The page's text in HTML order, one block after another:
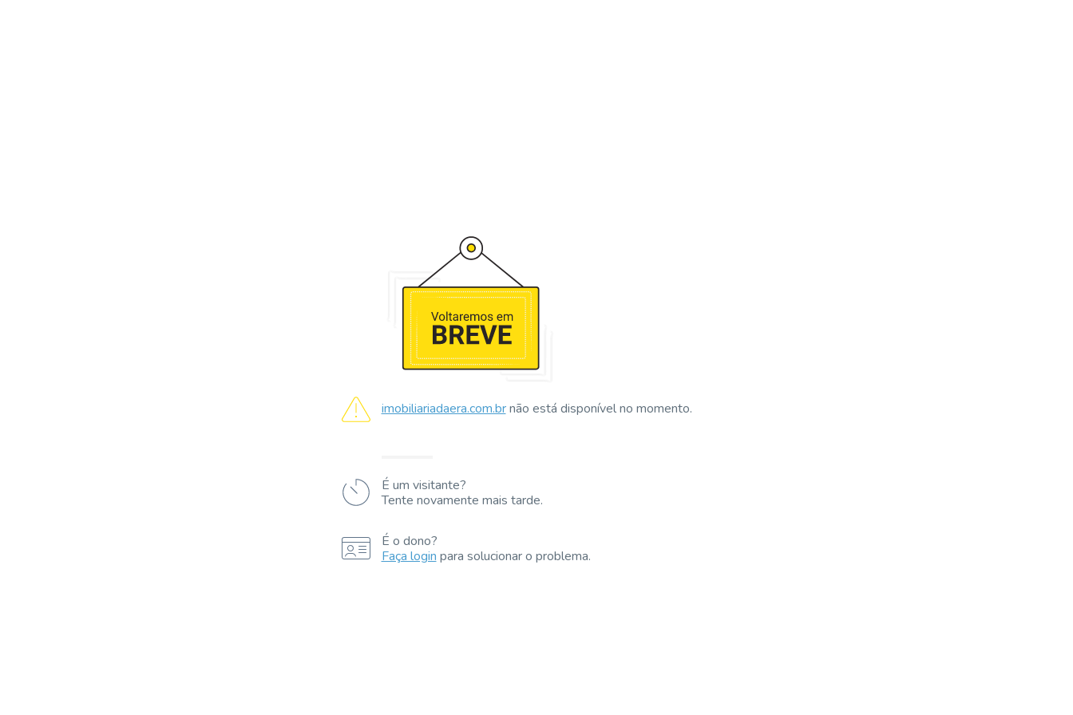
imobiliariadaera.com.brnão está disponível no momento.
É um visitante?
Tente novamente mais tarde.
É o dono?
Faça login para solucionar o problema.